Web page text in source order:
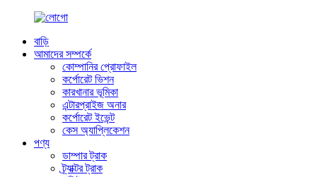
বাড়ি
আমাদের সম্পর্কে
কোম্পানির প্রোফাইল
কর্পোরেট ভিশন
কারখানার ভূমিকা
এন্টারপ্রাইজ অনার
কর্পোরেট ইভেন্ট
কেস অ্যাপ্লিকেশন
পণ্য
ডাম্পার ট্রাক
ট্র্যাক্টর ট্রাক